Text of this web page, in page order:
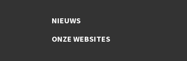
NIEUWS
ONZE WEBSITES